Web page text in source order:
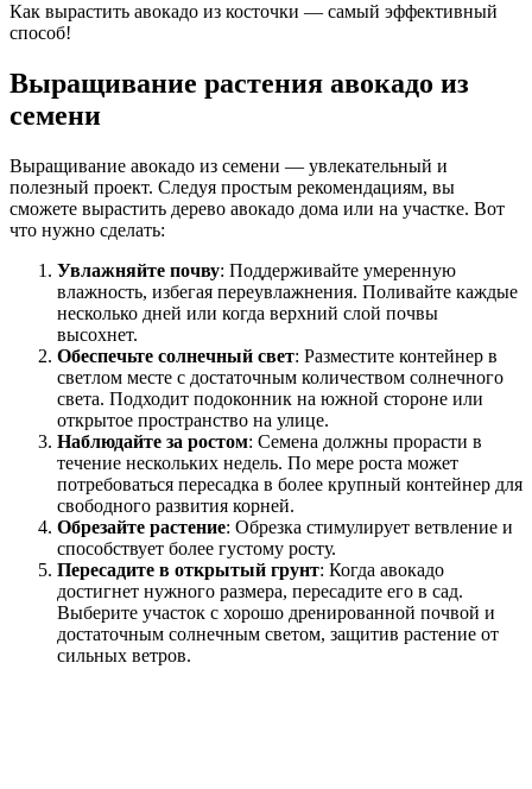
Как вырастить авокадо из косточки — самый эффективный
способ!
Выращивание растения авокадо из
семени
Выращивание авокадо из семени — увлекательный и
полезный проект. Следуя простым рекомендациям, вы
сможете вырастить дерево авокадо дома или на участке. Вот
что нужно сделать:
Увлажняйте почву: Поддерживайте умеренную
влажность, избегая переувлажнения. Поливайте каждые
несколько дней или когда верхний слой почвы
высохнет.
Обеспечьте солнечный свет: Разместите контейнер в
светлом месте с достаточным количеством солнечного
света. Подходит подоконник на южной стороне или
открытое пространство на улице.
Наблюдайте за ростом: Семена должны прорасти в
течение нескольких недель. По мере роста может
потребоваться пересадка в более крупный контейнер для
свободного развития корней.
Обрезайте растение: Обрезка стимулирует ветвление и
способствует более густому росту.
Пересадите в открытый грунт: Когда авокадо
достигнет нужного размера, пересадите его в сад.
Выберите участок с хорошо дренированной почвой и
достаточным солнечным светом, защитив растение от
сильных ветров.